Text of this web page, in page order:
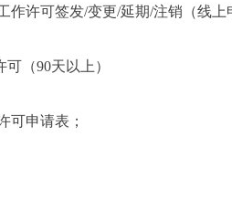
作许可签发/变更/延期/注销（线
（90天以上）
可申请表；